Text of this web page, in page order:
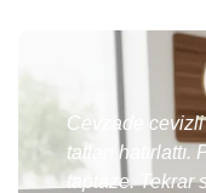
Cevzade
tatları
taptaze. Tekrar